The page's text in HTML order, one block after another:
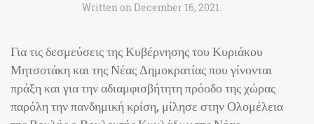
Written onDecember 16, 2021.
Για τις δεσμεύσεις της Κυβέρνησης του Κυριάκου
Μητσοτάκη και της Νέας Δημοκρατίας που γίνονται
πράξη και για την αδιαμφισβήτητη πρόοδο της χώρας
παρόλη την πανδημική κρίση, μίλησε στην Ολομέλεια